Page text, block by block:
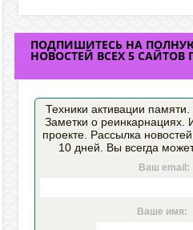
ПОДПИШИТЕСЬ НА
НОВОСТЕЙ ВСЕХ 5 САЙТОВ
Техники активации памяти.
Заметки о реинкарнациях.
проекте. Рассылка
10 дней. Вы всегда
Ваш email:
Ваше имя: